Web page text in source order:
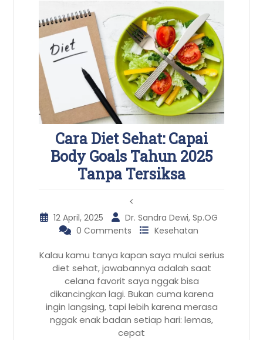
Cara Diet Sehat: Capai
Body Goals Tahun 2025
Tanpa Tersiksa
<
12 April, 2025
Dr. Sandra Dewi, Sp.OG
0 Comments
Kesehatan
Kalau kamu tanya kapan saya mulai serius
diet sehat, jawabannya adalah saat
celana favorit saya nggak bisa
dikancingkan lagi. Bukan cuma karena
ingin langsing, tapi lebih karena merasa
nggak enak badan setiap hari: lemas,
cepat